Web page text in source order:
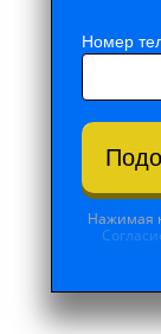
Номер
Нажимая